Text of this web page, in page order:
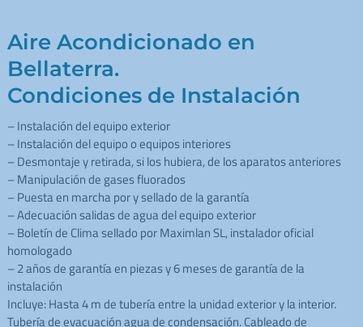
Aire Acondicionado en
Bellaterra.
Condiciones de Instalación
– Instalación del equipo exterior
– Instalación del equipo o equipos interiores
– Desmontaje y retirada, si los hubiera, de los aparatos anteriores
– Manipulación de gases fluorados
– Puesta en marcha por y sellado de la garantía
– Adecuación salidas de agua del equipo exterior
– Boletín de Clima sellado por Maximlan SL, instalador oficial
homologado
– 2 años de garantía en piezas y 6 meses de garantía de la
instalación
Incluye: Hasta 4 m de tubería entre la unidad exterior y la interior.
Tubería de evacuación agua de condensación. Cableado de